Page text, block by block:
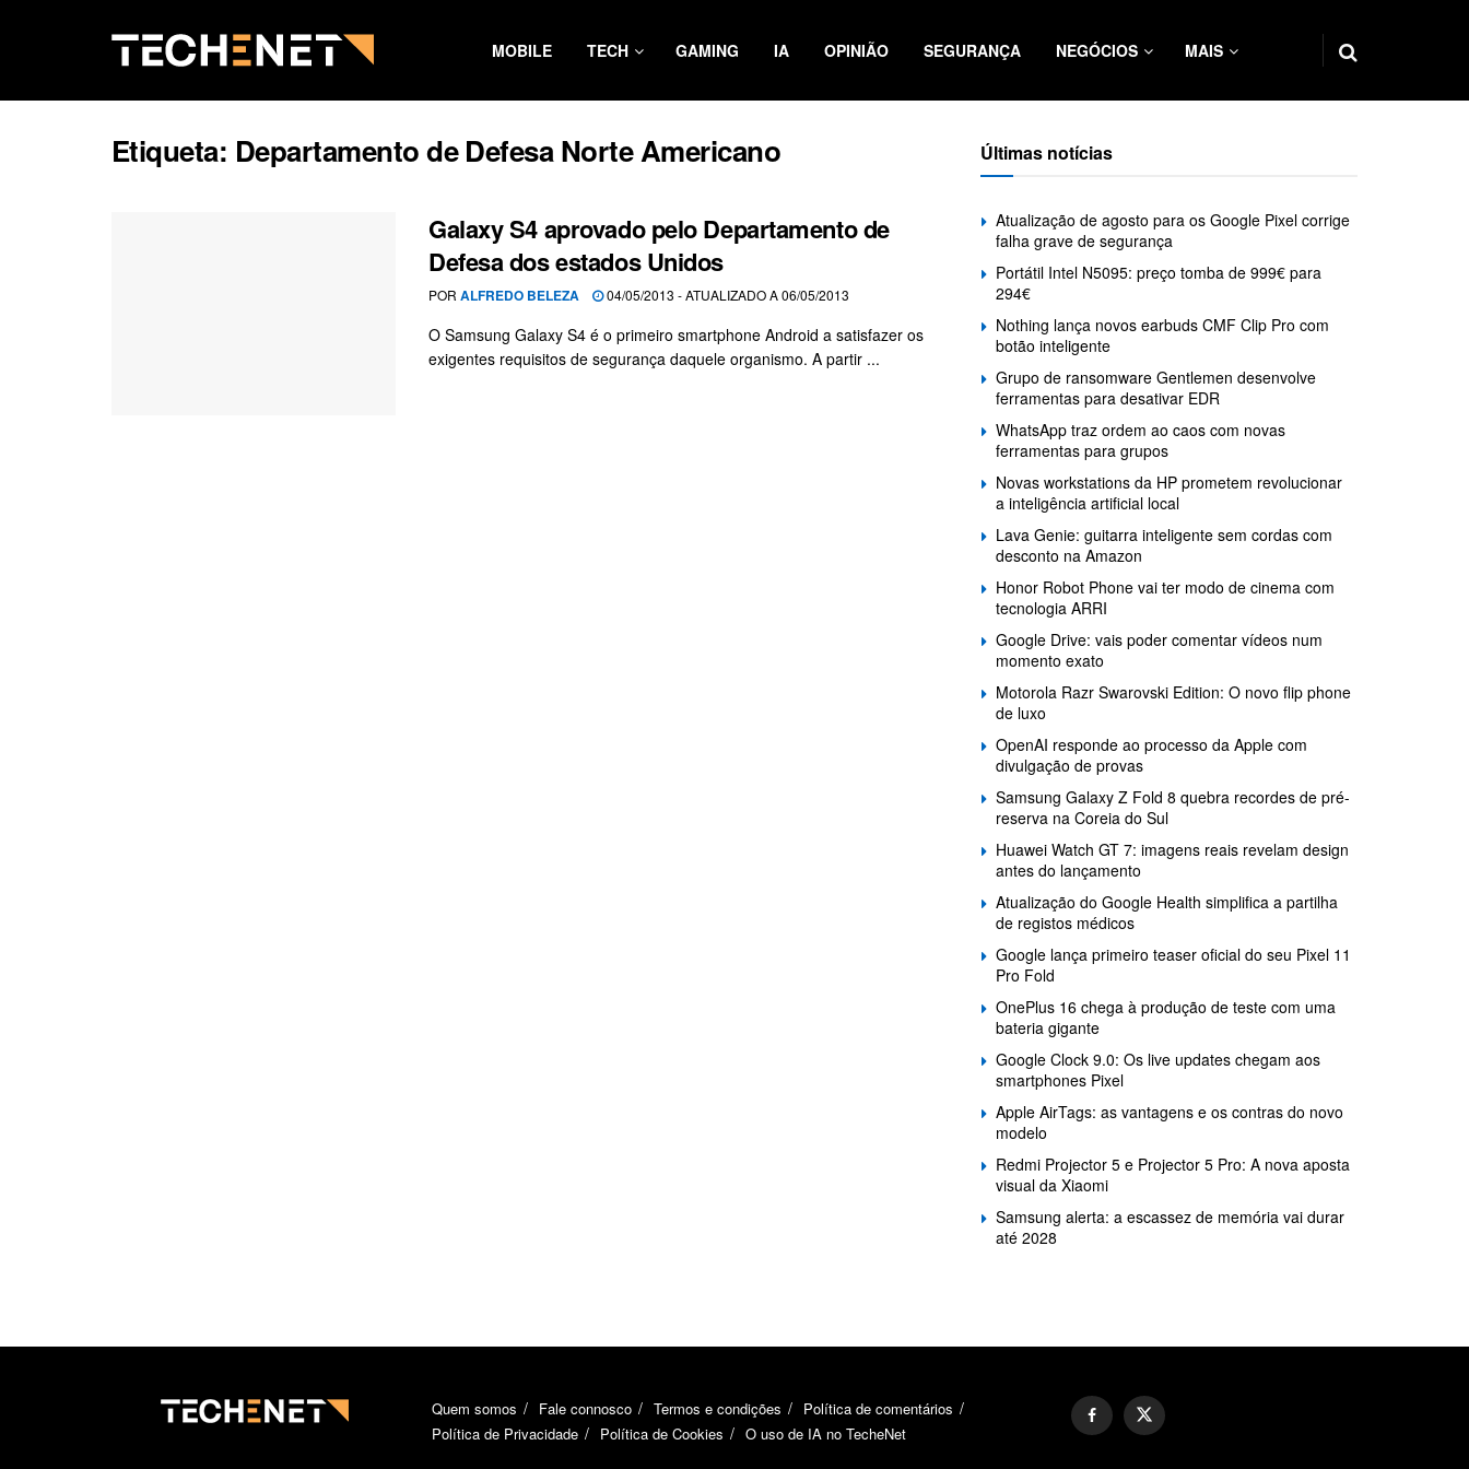
MOBILE TECH GAMING IA OPINIÃO SEGURANÇA NEGÓCIOS MAIS
Etiqueta: Departamento de Defesa Norte Americano
Galaxy S4 aprovado pelo Departamento de
Defesa dos estados Unidos
POR ALFREDO BELEZA 04/05/2013 - ATUALIZADO A 06/05/2013
O Samsung Galaxy S4 é o primeiro smartphone Android a satisfazer os
exigentes requisitos de segurança daquele organismo. A partir ...
Últimas notícias
Atualização de agosto para os Google Pixel corrige
falha grave de segurança
Portátil Intel N5095: preço tomba de 999€ para
294€
Nothing lança novos earbuds CMF Clip Pro com
botão inteligente
Grupo de ransomware Gentlemen desenvolve
ferramentas para desativar EDR
WhatsApp traz ordem ao caos com novas
ferramentas para grupos
Novas workstations da HP prometem revolucionar
a inteligência artificial local
Lava Genie: guitarra inteligente sem cordas com
desconto na Amazon
Honor Robot Phone vai ter modo de cinema com
tecnologia ARRI
Google Drive: vais poder comentar vídeos num
momento exato
Motorola Razr Swarovski Edition: O novo flip phone
de luxo
OpenAI responde ao processo da Apple com
divulgação de provas
Samsung Galaxy Z Fold 8 quebra recordes de pré-
reserva na Coreia do Sul
Huawei Watch GT 7: imagens reais revelam design
antes do lançamento
Atualização do Google Health simplifica a partilha
de registos médicos
Google lança primeiro teaser oficial do seu Pixel 11
Pro Fold
OnePlus 16 chega à produção de teste com uma
bateria gigante
Google Clock 9.0: Os live updates chegam aos
smartphones Pixel
Apple AirTags: as vantagens e os contras do novo
modelo
Redmi Projector 5 e Projector 5 Pro: A nova aposta
visual da Xiaomi
Samsung alerta: a escassez de memória vai durar
até 2028
Quem somos Fale connosco Termos e condições
Política de comentários
Política de Privacidade
Política de Cookies O uso de IA no TecheNet